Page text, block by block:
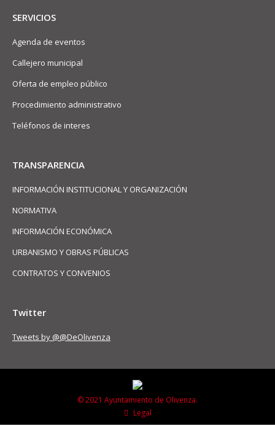
SERVICIOS
Agenda de eventos
Callejero municipal
Oferta de empleo público
Procedimiento administrativo
Teléfonos de interes
TRANSPARENCIA
INFORMACIÓN INSTITUCIONAL Y ORGANIZACIÓN
NORMATIVA
INFORMACIÓN ECONÓMICA
URBANISMO Y OBRAS PÚBLICAS
CONTRATOS Y CONVENIOS
Twitter
Tweets by @@DeOlivenza
© 2021 Ayuntamiento de Olivenza.
Legal